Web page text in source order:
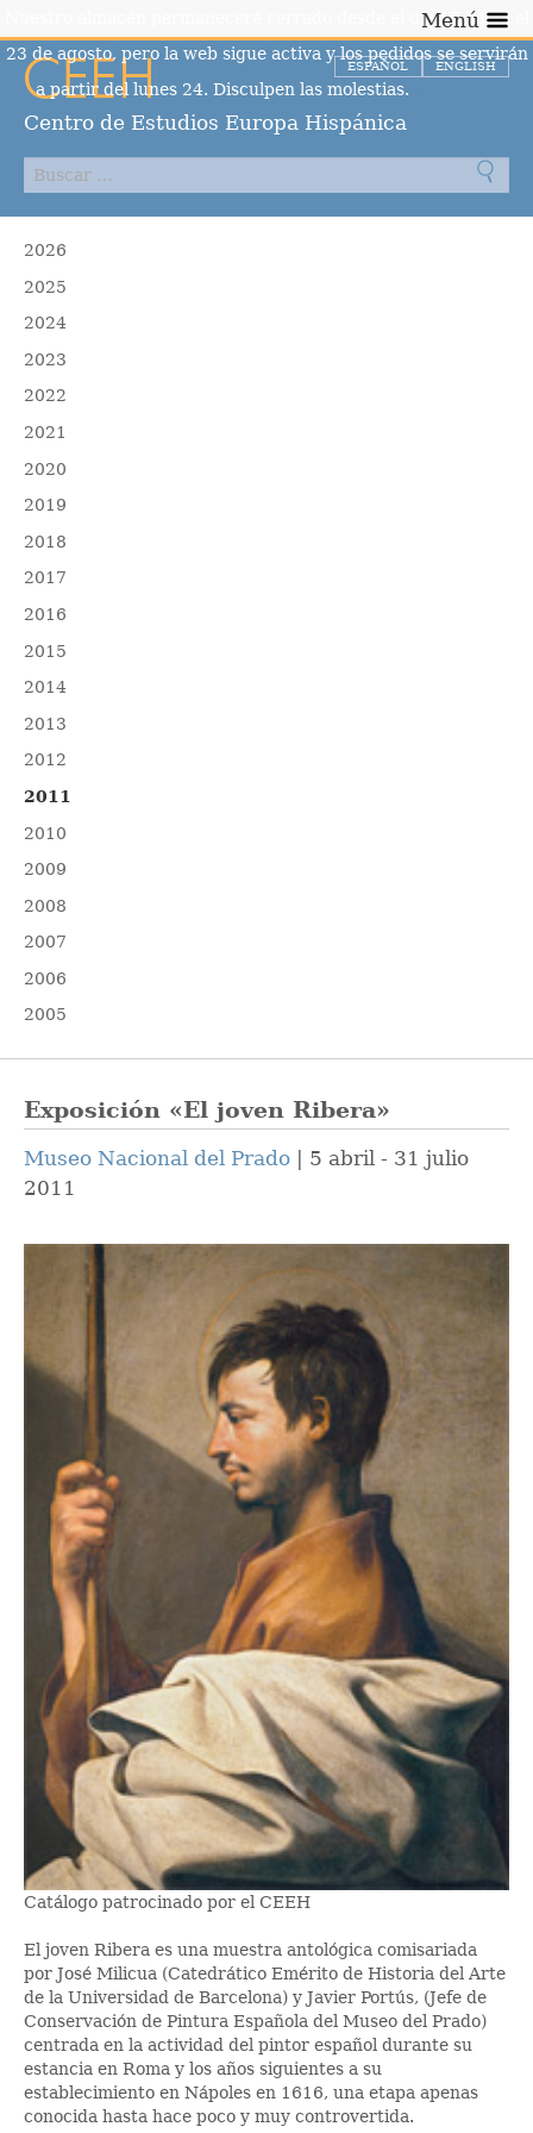
Centro de Estudios Europa Hispánica
ESPAÑOL ENGLISH
Menú
2026
2025
2024
2023
2022
2021
2020
2019
2018
2017
2016
2015
2014
2013
2012
2011
2010
2009
2008
2007
2006
2005
Exposición «El joven Ribera»
Museo Nacional del Prado
5 abril - 31 julio
2011
Catálogo patrocinado por el CEEH
El joven Ribera es una muestra antológica comisariada
por José Milicua (Catedrático Emérito de Historia del Arte
de la Universidad de Barcelona) y Javier Portús, (Jefe de
Conservación de Pintura Española del Museo del Prado)
centrada en la actividad del pintor español durante su
estancia en Roma y los años siguientes a su
establecimiento en Nápoles en 1616, una etapa apenas
conocida hasta hace poco y muy controvertida.
Nuestro almacén permanecerá cerrado desde el día 10 hasta el
23 de agosto, pero la web sigue activa y los pedidos se servirán
a partir del lunes 24. Disculpen las molestias.